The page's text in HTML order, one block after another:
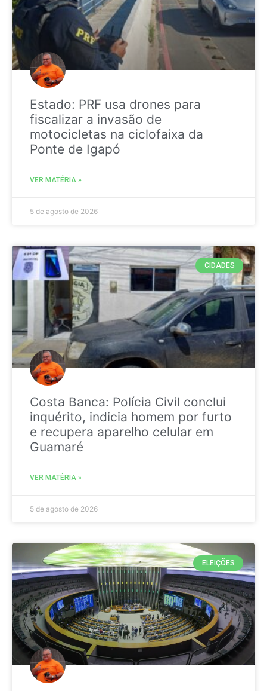
Estado: PRF usa drones para
fiscalizar a invasão de
motocicletas na ciclofaixa da
Ponte de Igapó
VER MATÉRIA »
5 de agosto de 2026
CIDADES
Costa Banca: Polícia Civil conclui
inquérito, indicia homem por furto
e recupera aparelho celular em
Guamaré
VER MATÉRIA »
5 de agosto de 2026
ELEIÇÕES